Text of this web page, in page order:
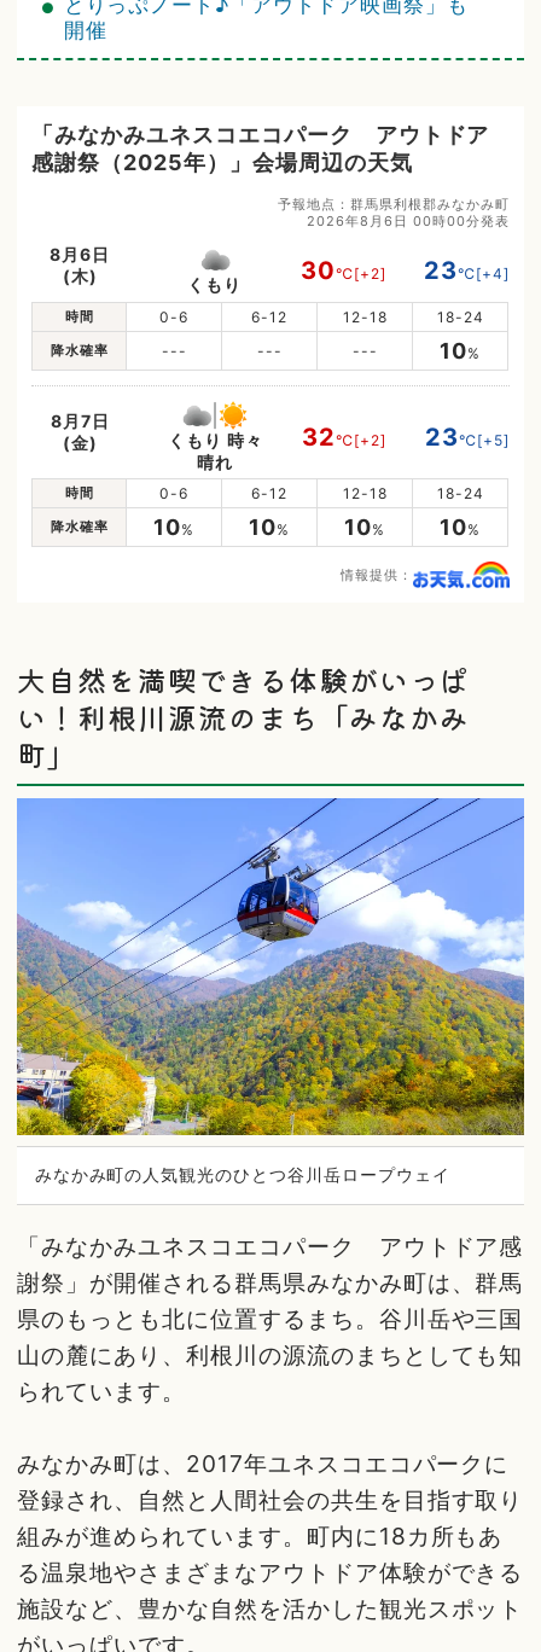
とりっぷノート♪「アウトドア映画祭」も
開催
「みなかみユネスコエコパーク アウトドア
感謝祭（2025年）」会場周辺の天気
予報地点：群馬県利根郡みなかみ町
2026年8月6日 00時00分発表
8月6日
(木)
くもり 30℃[+2] 23℃[+4]
時間 0-6 6-12 12-18 18-24
降水確率 --- --- --- 10%
8月7日
(金)
くもり 時々
晴れ
32℃[+2] 23℃[+5]
時間 0-6 6-12 12-18 18-24
降水確率 10% 10% 10% 10%
情報提供：
大自然を満喫できる体験がいっぱ
い！利根川源流のまち「みなかみ
町」
みなかみ町の人気観光のひとつ谷川岳ロープウェイ
「みなかみユネスコエコパーク アウトドア感
謝祭」が開催される群馬県みなかみ町は、群馬
県のもっとも北に位置するまち。谷川岳や三国
山の麓にあり、利根川の源流のまちとしても知
られています。
みなかみ町は、2017年ユネスコエコパークに
登録され、自然と人間社会の共生を目指す取り
組みが進められています。町内に18カ所もあ
る温泉地やさまざまなアウトドア体験ができる
施設など、豊かな自然を活かした観光スポット
がいっぱいです。